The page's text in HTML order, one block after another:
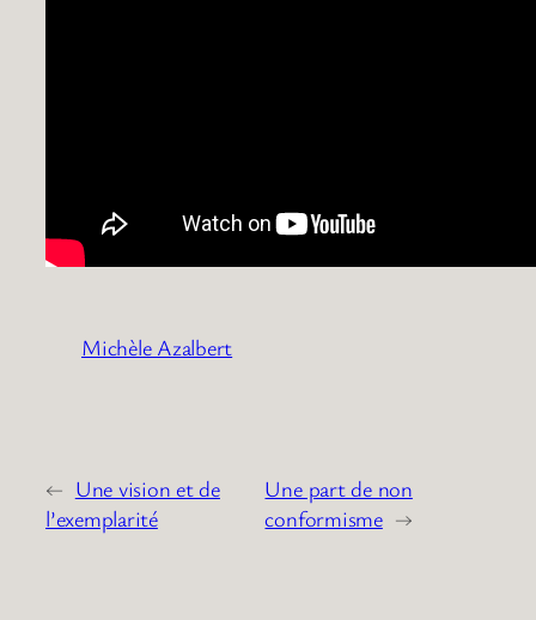
Michèle Azalbert
← Une vision et de
l’exemplarité
Une part de non
conformisme →